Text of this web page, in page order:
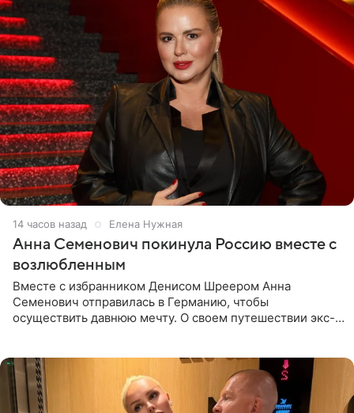
14 часов назад Елена Нужная
Анна Семенович покинула Россию вместе с
возлюбленным
Вместе с избранником Денисом Шреером Анна
Семенович отправилась в Германию, чтобы
осуществить давнюю мечту. О своем путешествии экс-